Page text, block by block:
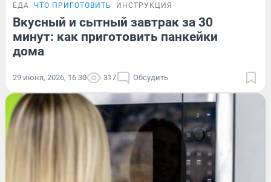
ЕДА ЧТО ПРИГОТОВИТЬ ИНСТРУКЦИЯ
Вкусный и сытный завтрак за 30
минут: как приготовить панкейки
дома
29 июня, 2026, 16:30 317 Обсудить